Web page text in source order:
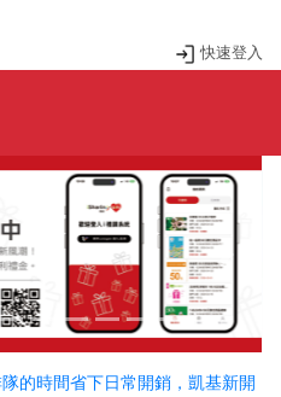
快速登入
Next
的時間省下日常開銷，凱基新開